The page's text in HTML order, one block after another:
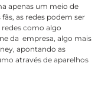
apenas um meio de
as redes podem ser
redes como algo
da empresa, algo mais
apontando as
através de aparelhos